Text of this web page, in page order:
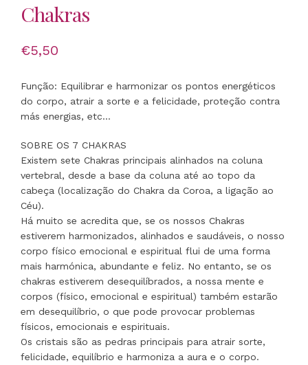
Chakras
€5,50
Função: Equilibrar e harmonizar os pontos energéticos
do corpo, atrair a sorte e a felicidade, proteção contra
más energias, etc…
SOBRE OS 7 CHAKRAS
Existem sete Chakras principais alinhados na coluna
vertebral, desde a base da coluna até ao topo da
cabeça (localização do Chakra da Coroa, a ligação ao
Céu).
Há muito se acredita que, se os nossos Chakras
estiverem harmonizados, alinhados e saudáveis, o nosso
corpo físico emocional e espiritual flui de uma forma
mais harmónica, abundante e feliz. No entanto, se os
chakras estiverem desequilíbrados, a nossa mente e
corpos (físico, emocional e espiritual) também estarão
em desequilíbrio, o que pode provocar problemas
físicos, emocionais e espirituais.
Os cristais são as pedras principais para atrair sorte,
felicidade, equilíbrio e harmoniza a aura e o corpo.